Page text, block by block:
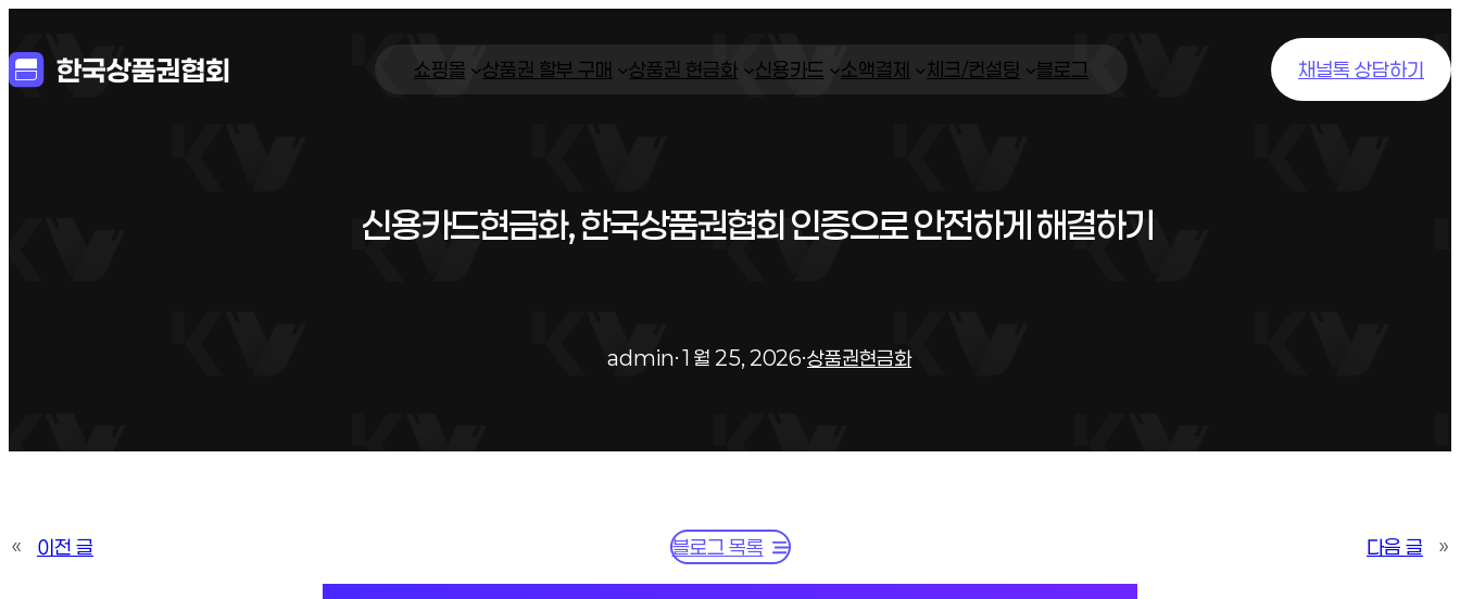
쇼핑몰 상품권 할부 구매 상품권 현금화 신용카드 소액결제 체크/컨설팅 블로그 채널톡 상담하기
신용카드현금화, 한국상품권협회 인증으로 안전하게 해결하기
admin·1월 25, 2026·상품권현금화
« 이전 글 블로그 목록 다음 글 »